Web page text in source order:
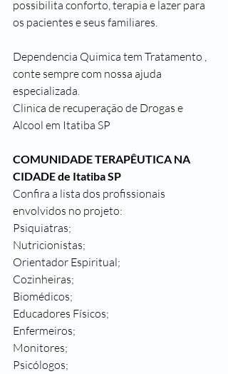
possibilita conforto, terapia e lazer para
os pacientes e seus familiares.
Dependencia Quimica tem Tratamento ,
conte sempre com nossa ajuda
especializada.
Clinica de recuperação de Drogas e
Alcool em Itatiba SP
COMUNIDADE TERAPÊUTICA NA
CIDADE de Itatiba SP
Confira a lista dos profissionais
envolvidos no projeto:
Psiquiatras;
Nutricionistas;
Orientador Espiritual;
Cozinheiras;
Biomédicos;
Educadores Físicos;
Enfermeiros;
Monitores;
Psicólogos;